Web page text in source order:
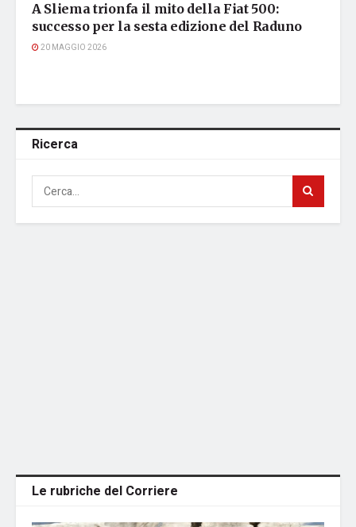
A Sliema trionfa il mito della Fiat 500:
successo per la sesta edizione del Raduno
20 MAGGIO 2026
Ricerca
Le rubriche del Corriere